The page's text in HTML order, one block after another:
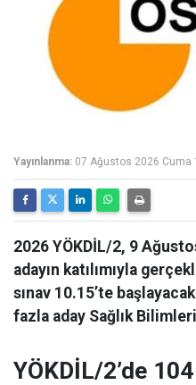
Yayınlanma: 07 Ağustos 2026 Cuma
2026 YÖKDİL/2, 9
adayın katılımıyla
sınav 10.15’te
fazla aday Sağlık
YÖKDİL/2’de